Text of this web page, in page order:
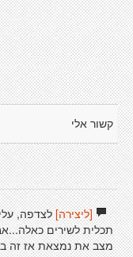
קשור אלי
[ליצירה]לצדפה,
תכלית לשירים
מצב את נמצאת אז זה